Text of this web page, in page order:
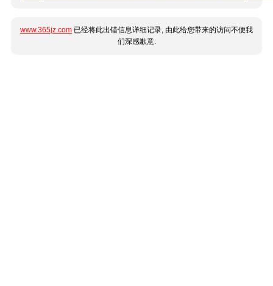
www.365jz.com 已经将此出错信息详细记录, 由此给您带来的访问不便我
们深感歉意.